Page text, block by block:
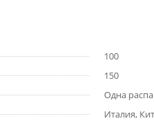
100
150
Одна
Италия,